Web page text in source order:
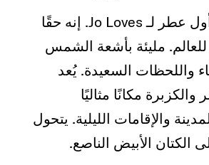
كان «بوميلو» أول عطر لـ Jo Loves. إنه حقًا
مليئة بأشعة الشمس
واللحظات السعيدة. يُعد
والكزبرة مكانًا مثاليًا
والإقامات الليلية. يتحول
الكتان الأبيض الناصع.